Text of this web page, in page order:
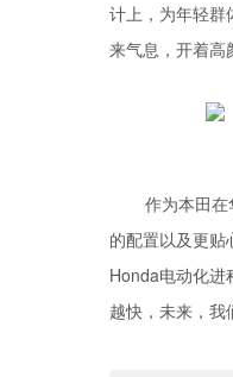
计上，为年轻群
来气息，开着高
作为本田
的配置以及更
Honda电动化进
越快，未来，我